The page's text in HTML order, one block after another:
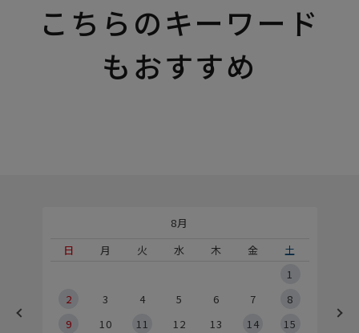
こちらのキーワード
もおすすめ
8月
日
月 火 水 木 金
土
1
2
3 4 5 6 7
8
9
10 11 12 13 14
15